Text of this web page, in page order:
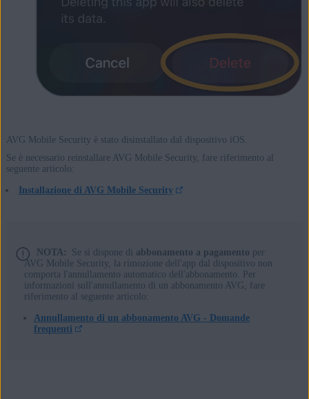
AVG Mobile Security è stato disinstallato dal dispositivo iOS.
Se è necessario reinstallare AVG Mobile Security, fare riferimento al
seguente articolo:
Installazione di AVG Mobile Security
NOTA: Se si dispone di abbonamento a pagamento per
AVG Mobile Security, la rimozione dell'app dal dispositivo non
comporta l'annullamento automatico dell'abbonamento. Per
informazioni sull'annullamento di un abbonamento AVG, fare
riferimento al seguente articolo:
Annullamento di un abbonamento AVG - Domande
frequenti